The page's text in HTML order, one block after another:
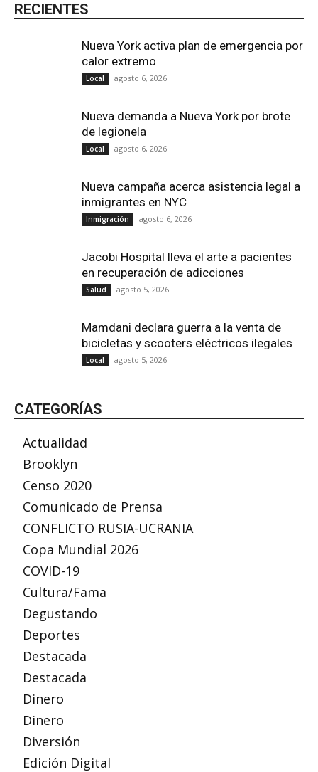
RECIENTES
Nueva York activa plan de emergencia por
calor extremo
Local agosto 6, 2026
Nueva demanda a Nueva York por brote
de legionela
Local agosto 6, 2026
Nueva campaña acerca asistencia legal a
inmigrantes en NYC
Inmigración agosto 6, 2026
Jacobi Hospital lleva el arte a pacientes
en recuperación de adicciones
Salud agosto 5, 2026
Mamdani declara guerra a la venta de
bicicletas y scooters eléctricos ilegales
Local agosto 5, 2026
CATEGORÍAS
Actualidad
Brooklyn
Censo 2020
Comunicado de Prensa
CONFLICTO RUSIA-UCRANIA
Copa Mundial 2026
COVID-19
Cultura/Fama
Degustando
Deportes
Destacada
Destacada
Dinero
Dinero
Diversión
Edición Digital